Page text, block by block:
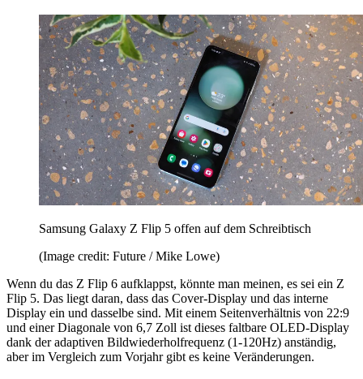
Samsung Galaxy Z Flip 5 offen auf dem Schreibtisch
(Image credit: Future / Mike Lowe)
Wenn du das Z Flip 6 aufklappst, könnte man meinen, es sei ein Z
Flip 5. Das liegt daran, dass das Cover-Display und das interne
Display ein und dasselbe sind. Mit einem Seitenverhältnis von 22:9
und einer Diagonale von 6,7 Zoll ist dieses faltbare OLED-Display
dank der adaptiven Bildwiederholfrequenz (1-120Hz) anständig,
aber im Vergleich zum Vorjahr gibt es keine Veränderungen.